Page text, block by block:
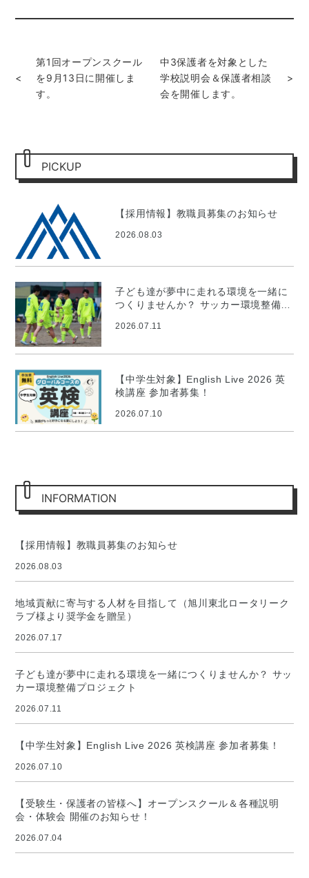
<
第1回オープンスクール
を9月13日に開催しま
す。
中3保護者を対象とした
学校説明会＆保護者相談
会を開催します。
>
PICKUP
【採用情報】教職員募集のお知らせ
2026.08.03
子ども達が夢中に走れる環境を一緒に
つくりませんか？ サッカー環境整備プ
2026.07.11
【中学生対象】English Live 2026 英
検講座 参加者募集！
2026.07.10
INFORMATION
【採用情報】教職員募集のお知らせ
2026.08.03
地域貢献に寄与する人材を目指して（旭川東北ロータリーク
ラブ様より奨学金を贈呈）
2026.07.17
子ども達が夢中に走れる環境を一緒につくりませんか？ サッ
カー環境整備プロジェクト
2026.07.11
【中学生対象】English Live 2026 英検講座 参加者募集！
2026.07.10
【受験生・保護者の皆様へ】オープンスクール＆各種説明
会・体験会 開催のお知らせ！
2026.07.04